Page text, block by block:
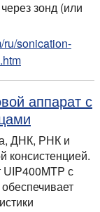
зонд (или
ru/sonication-
аппарат с
ДНК, РНК и
консистенцией.
UIP400MTP с